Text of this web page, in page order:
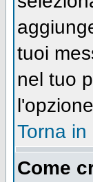
tuoi
nel tuo
Torna in
Come